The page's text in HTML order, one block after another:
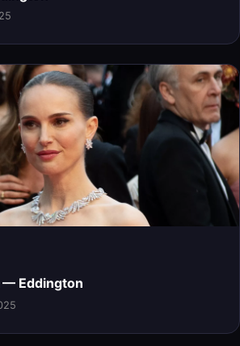
— Eddington